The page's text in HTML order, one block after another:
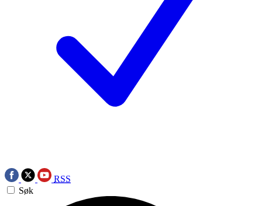
RSS
Søk